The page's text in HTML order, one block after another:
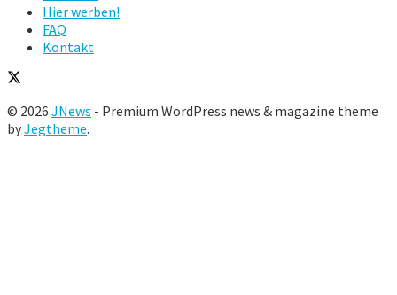
Hier werben!
FAQ
Kontakt
© 2026 JNews - Premium WordPress news & magazine theme
byJegtheme.